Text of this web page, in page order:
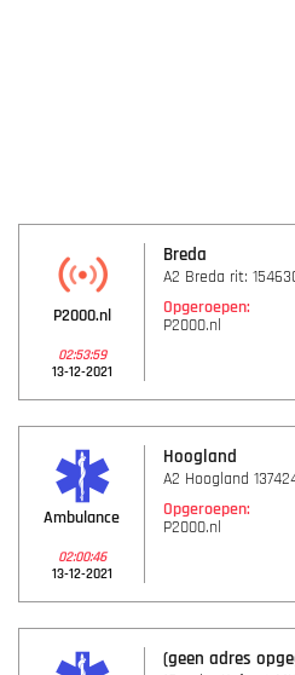
P2000.nl
02:53:59
13-12-2021
Breda
A2 Breda rit:
Opgeroepen:
P2000.nl
Ambulance
02:00:46
13-12-2021
Hoogland
A2 Hoogland
Opgeroepen:
P2000.nl
(geen adres